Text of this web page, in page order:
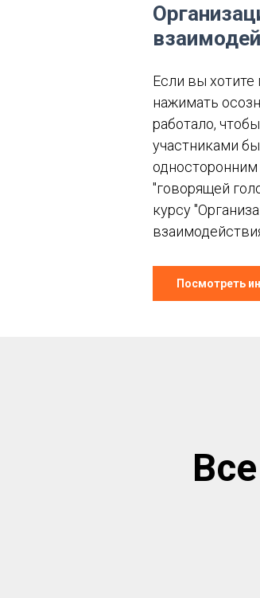
Если вы хотите
нажимать
работало,
участниками
"говорящей
курсу
Посмотреть